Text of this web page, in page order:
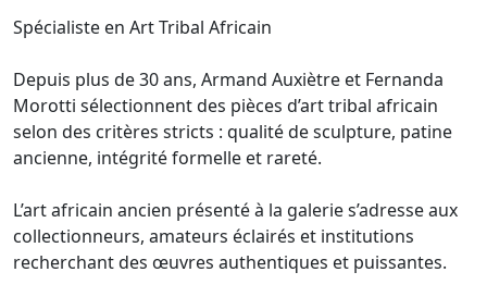
Spécialiste en Art Tribal Africain
Depuis plus de 30 ans, Armand Auxiètre et Fernanda
Morotti sélectionnent des pièces d’art tribal africain
selon des critères stricts : qualité de sculpture, patine
ancienne, intégrité formelle et rareté.
L’art africain ancien présenté à la galerie s’adresse aux
collectionneurs, amateurs éclairés et institutions
recherchant des œuvres authentiques et puissantes.